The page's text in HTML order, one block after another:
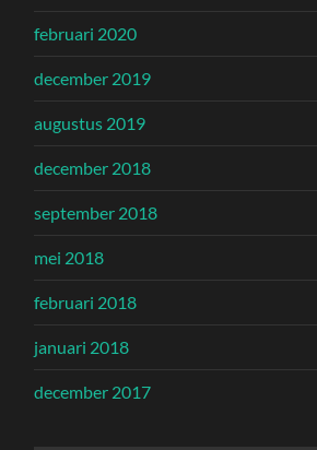
februari 2020
december 2019
augustus 2019
december 2018
september 2018
mei 2018
februari 2018
januari 2018
december 2017